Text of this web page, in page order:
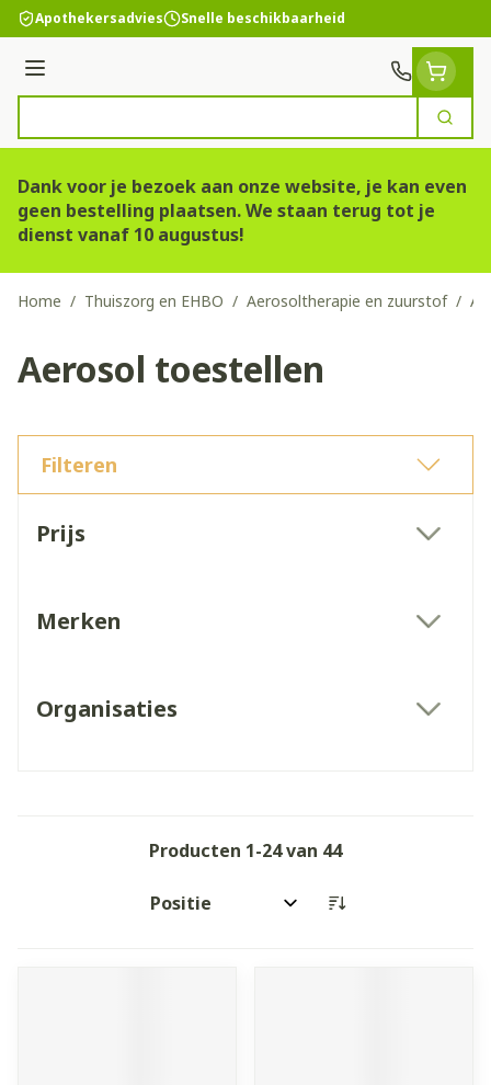
Ga naar de inhoud
Apothekersadvies Snelle beschikbaarheid
Menu
Zoek
Dank voor je bezoek aan onze website, je kan even
geen bestelling plaatsen. We staan terug tot je
dienst vanaf 10 augustus!
Home / Thuiszorg en EHBO / Aerosoltherapie en zuurstof /
Aerosol toestellen
Filteren
Prijs
Merken
Organisaties
Producten 1-24van 44
Sorteer op: